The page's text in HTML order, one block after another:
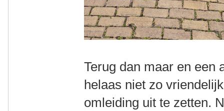
Terug dan maar en een
helaas niet zo
omleiding uit te zetten.